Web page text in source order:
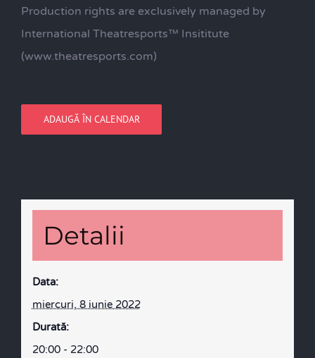
Production rights are exclusively managed by
International Theatresports™ Insititute
(www.theatresports.com)
ADAUGĂ ÎN CALENDAR
Detalii
Data:
miercuri, 8 iunie 2022
Durată:
20:00 - 22:00